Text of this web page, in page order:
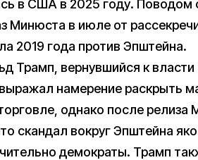
в США в 2025 году. Поводом
Минюста в июле от
2019 года против Эпштейна.
Трамп, вернувшийся к власти
намерение раскрыть
однако после релиза
скандал вокруг Эпштейна
демократы. Трамп